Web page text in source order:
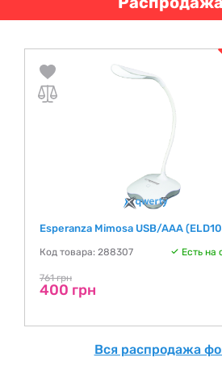
Esperanza Mimosa USB/AAA
Код товара: 288307 Есть на
761 грн
400 грн
Вся распродажа